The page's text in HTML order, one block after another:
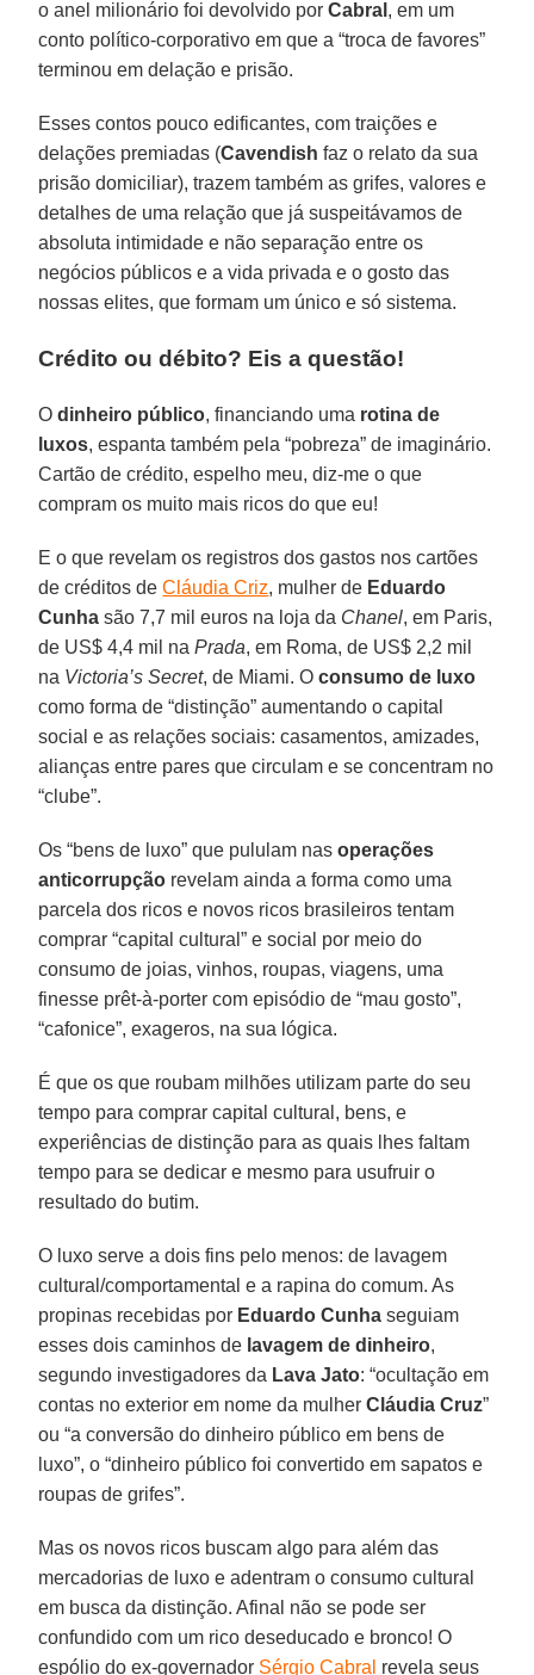
o anel milionário foi devolvido porCabral , em um
conto político-corporativo em que a “troca de favores”
terminou em delação e prisão.
Esses contos pouco edificantes, com traições e
delações premiadas (Cavendish faz o relato da sua
prisão domiciliar), trazem também as grifes, valores e
detalhes de uma relação que já suspeitávamos de
absoluta intimidade e não separação entre os
negócios públicos e a vida privada e o gosto das
nossas elites, que formam um único e só sistema.
Crédito ou débito? Eis a questão!
Odinheiro público, financiando uma rotina de
luxos, espanta também pela “pobreza” de imaginário.
Cartão de crédito, espelho meu, diz-me o que
compram os muito mais ricos do que eu!
E o que revelam os registros dos gastos nos cartões
de créditos deCláudia Criz, mulher de Eduardo
Cunha são 7,7 mil euros na loja da Chanel, em Paris,
de US$ 4,4 mil naPrada, em Roma, de US$ 2,2 mil
na Victoria’s Secret, de Miami. Oconsumo de luxo
como forma de “distinção” aumentando o capital
social e as relações sociais: casamentos, amizades,
alianças entre pares que circulam e se concentram no
“clube”.
Os “bens de luxo” que pululam nasoperações
anticorrupção revelam ainda a forma como uma
parcela dos ricos e novos ricos brasileiros tentam
comprar “capital cultural” e social por meio do
consumo de joias, vinhos, roupas, viagens, uma
finesse prêt-à-porter com episódio de “mau gosto”,
“cafonice”, exageros, na sua lógica.
É que os que roubam milhões utilizam parte do seu
tempo para comprar capital cultural, bens, e
experiências de distinção para as quais lhes faltam
tempo para se dedicar e mesmo para usufruir o
resultado do butim.
O luxo serve a dois fins pelo menos: de lavagem
cultural/comportamental e a rapina do comum. As
propinas recebidas por Eduardo Cunha seguiam
esses dois caminhos de lavagem de dinheiro,
segundo investigadores da Lava Jato: “ocultação em
contas no exterior em nome da mulherCláudia Cruz”
ou “a conversão do dinheiro público em bens de
luxo”, o “dinheiro público foi convertido em sapatos e
roupas de grifes”.
Mas os novos ricos buscam algo para além das
mercadorias de luxo e adentram o consumo cultural
em busca da distinção. Afinal não se pode ser
confundido com um rico deseducado e bronco! O
espólio do ex-governador Sérgio Cabral revela seus